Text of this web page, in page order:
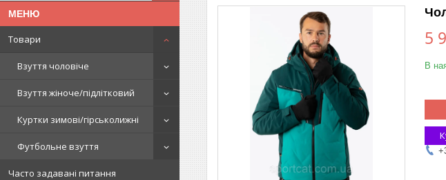
Товари
Взуття чоловіче
Взуття жіноче/підлітковий
Куртки зимові/гірськолижні
Футбольне взуття
Часто задавані питання
5
В